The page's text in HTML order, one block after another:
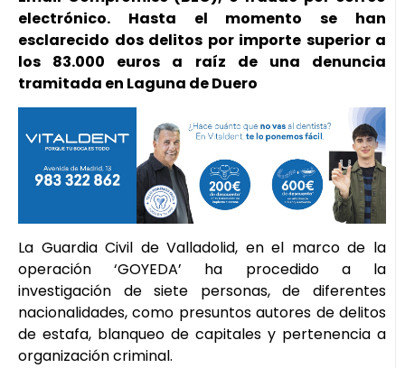
electrónico. Hasta el momento se han
esclarecido dos delitos por importe superior a
los 83.000 euros a raíz de una denuncia
tramitada en Laguna de Duero
La Guardia Civil de Valladolid, en el marco de la
operación ‘GOYEDA’ ha procedido a la
investigación de siete personas, de diferentes
nacionalidades, como presuntos autores de delitos
de estafa, blanqueo de capitales y pertenencia a
organización criminal.